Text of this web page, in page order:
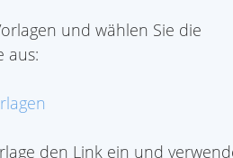
und wählen Sie die
aus:
den Link ein und